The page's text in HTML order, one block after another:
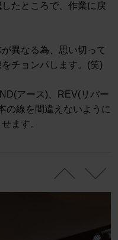
たところで、作業に戻
異なる為、思い切って
チョンパします。(笑)
アース)、REV(リバー
の線を間違えないように
ます。